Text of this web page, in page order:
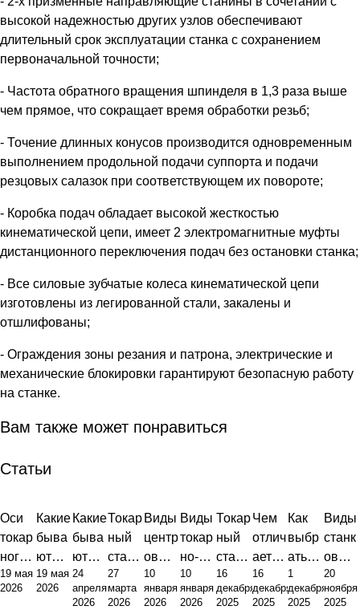
высокой надежностью других узлов обеспечивают
длительный срок эксплуатации станка с сохранением
первоначальной точности;
- Частота обратного вращения шпинделя в 1,3 раза выше
чем прямое, что сокращает время обработки резьб;
- Точение длинных конусов производится одновременным
выполнением продольной подачи суппорта и подачи
резцовых салазок при соответствующем их повороте;
- Коробка подач обладает высокой жесткостью
кинематической цепи, имеет 2 электромагнитные муфты
дистанционного переключения подач без остановки станка;
- Все силовые зубчатые колеса кинематической цепи
изготовлены из легированной стали, закалены и
отшлифованы;
- Ограждения зоны резания и патрона, электрические и
механические блокировки гарантируют безопасную работу
на станке.
Вам также может понравиться
Статьи
Оси
токар
ного
станк
а с
19 мая
2026
Какие
быва
ют
станк
и с
19 мая
2026
Какие
быва
ют
станк
и:
24
апреля
2026
Токар
ный
стано
к это
фунд
27
марта
2026
Виды
центр
ов
для
токар
10
января
2026
Виды
токар
но-
фрез
ерног
10
января
2026
Токар
ный
стано
к:
виды,
16
декабря
2025
Чем
отлич
ается
токар
ный
16
декабря
2025
Как
выбр
ать
токар
ный
1
декабря
2025
Виды
станк
ов
для
метал
20
ноября
2025